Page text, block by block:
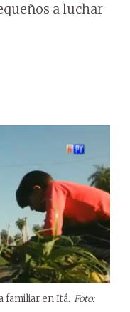
a luchar
familiar en Itá. Foto: